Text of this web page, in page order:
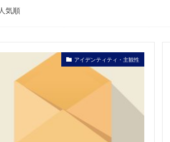
人気順
アイデンティティ・主観性